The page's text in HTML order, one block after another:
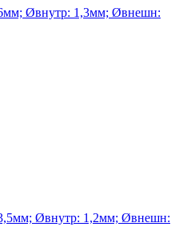
Øвнутр: 1,3мм; Øвнешн:
Øвнутр: 1,2мм; Øвнешн: